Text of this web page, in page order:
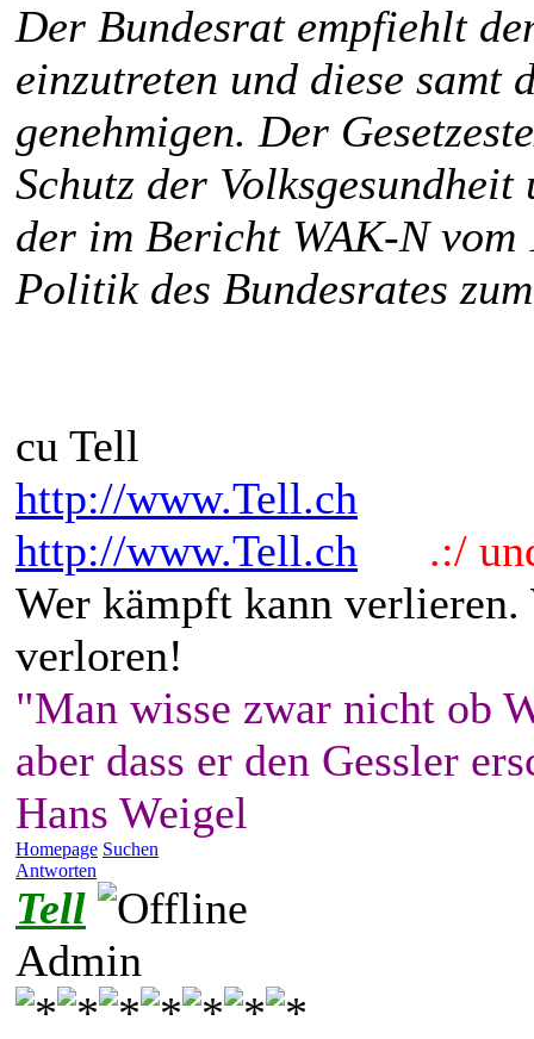
Der Bundesrat empfiehlt
einzutreten und diese samt
genehmigen. Der
Schutz der
der im Bericht WAK-N
Politik des Bundesrates
cu Tell
http://www.Tell.ch
http://www.Tell.ch
.:/
Wer kämpft kann
verloren!
"Man wisse zwar nicht ob
aber dass er den Gessler
Hans Weigel
Homepage Suchen
Antworten
Tell
Admin